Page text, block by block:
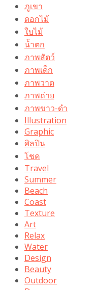
ภูเขา
ดอกไม้
ใบไม้
น้ำตก
ภาพสัตว์
ภาพเด็ก
ภาพวาด
ภาพถ่าย
ภาพขาว-ดำ
Illustration
Graphic
ศิลปิน
โชค
Travel
Summer
Beach
Coast
Texture
Art
Relax
Water
Design
Beauty
Outdoor